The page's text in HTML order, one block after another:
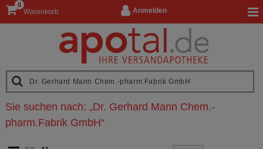
Anmelden
Warenkorb
0
Sie suchen nach: „Dr. Gerhard Mann Chem.-
pharm.Fabrik GmbH“